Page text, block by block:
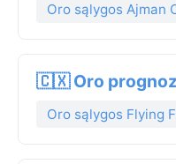
Oro sąlygos Ajman
🇨🇽 Oro
Oro sąlygos Flying